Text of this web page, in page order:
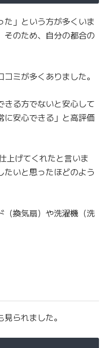
」という方が多くいま
そのため、自分の都合の
ミが多くありました。
きる方でないと安心して
に安心できる」と高評価
上げてくれたと言いま
いと思ったほどのよう
（換気扇）や洗濯機（洗
られました。